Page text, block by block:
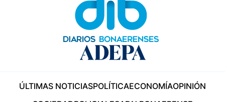
ÚLTIMAS NOTICIASPOLÍTICAECONOMÍAOPINIÓN